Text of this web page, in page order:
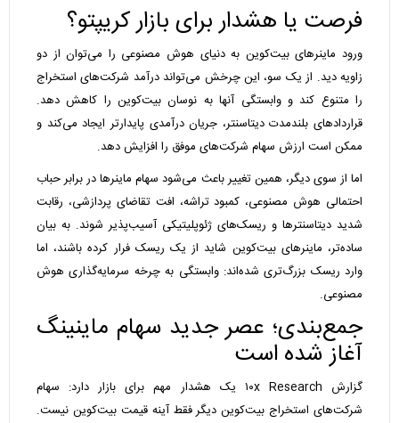
فرصت یا هشدار برای بازار کریپتو؟
ورود ماینرهای بیت‌کوین به دنیای هوش مصنوعی را می‌توان از دو
زاویه دید. از یک سو، این چرخش می‌تواند درآمد شرکت‌های استخراج
را متنوع کند و وابستگی آنها به نوسان بیت‌کوین را کاهش دهد.
قراردادهای بلندمدت دیتاسنتر، جریان درآمدی پایدارتر ایجاد می‌کند و
ممکن است ارزش سهام شرکت‌های موفق را افزایش دهد.
اما از سوی دیگر، همین تغییر باعث می‌شود سهام ماینرها در برابر حباب
احتمالی هوش مصنوعی، کمبود تراشه، افت تقاضای پردازشی، رقابت
شدید دیتاسنترها و ریسک‌های ژئوپلیتیکی آسیب‌پذیر شوند. به بیان
ساده‌تر، ماینرهای بیت‌کوین شاید از یک ریسک فرار کرده باشند، اما
وارد ریسک بزرگ‌تری شده‌اند: وابستگی به چرخه سرمایه‌گذاری هوش
مصنوعی.
جمع‌بندی؛ عصر جدید سهام ماینینگ
آغاز شده است
گزارش ۱۰x Research یک هشدار مهم برای بازار دارد: سهام
شرکت‌های استخراج بیت‌کوین دیگر فقط آینه قیمت بیت‌کوین نیست.